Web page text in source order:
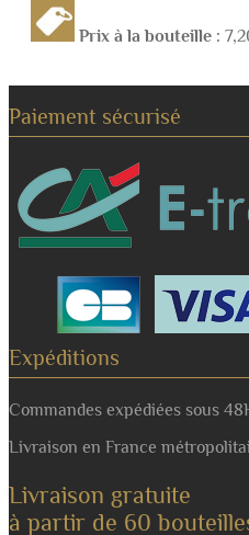
Prix à la bouteille :
Paiement sécurisé
Expéditions
Commandes expédiées sous
Livraison en France
Livraison gratuite
à partir de 60